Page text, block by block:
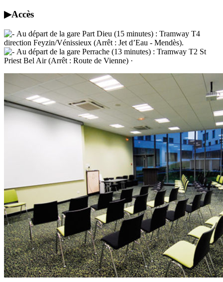
▶Accès
Au départ de la gare Part Dieu (15 minutes) : Tramway T4
direction Feyzin/Vénissieux (Arrêt : Jet d’Eau - Mendès).
Au départ de la gare Perrache (13 minutes) : Tramway T2 St
Priest Bel Air (Arrêt : Route de Vienne) ·